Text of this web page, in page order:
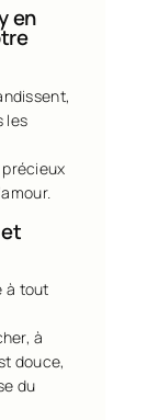
en
les
à tout
à
douce,
du